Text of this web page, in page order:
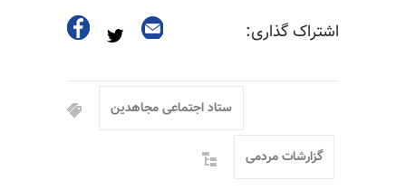
اشتراک گذاری:
ستاد اجتماعی مجاهدین
گزارشات مردمی